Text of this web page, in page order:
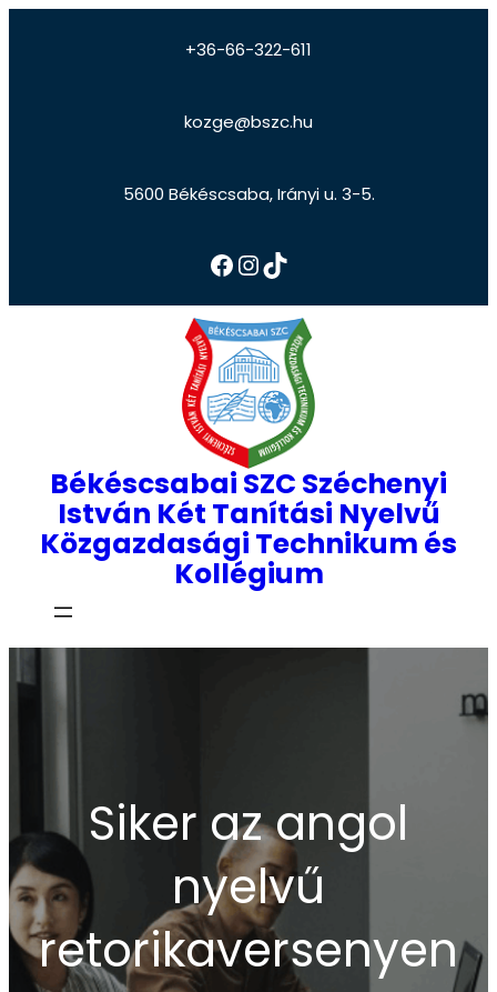
+36-66-322-611
kozge@bszc.hu
5600 Békéscsaba, Irányi u. 3-5.
Békéscsabai SZC Széchenyi
István Két Tanítási Nyelvű
Közgazdasági Technikum és
Kollégium
Siker az angol
nyelvű
retorikaversenyen